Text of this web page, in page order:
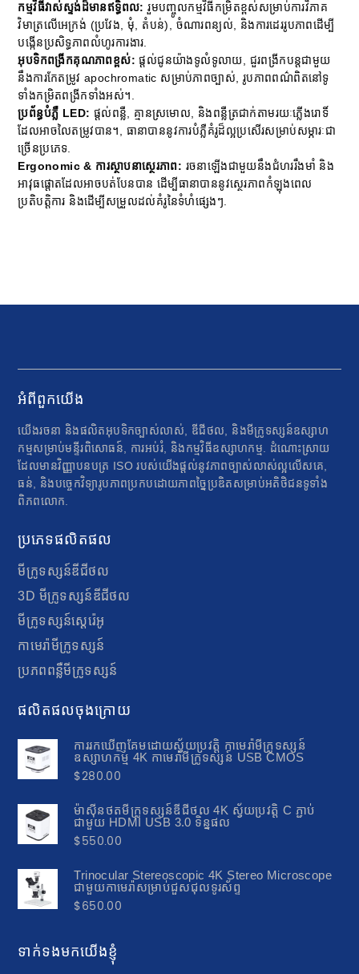
កម្មវិធីវាស់ស្ទង់ដ៏មានឥទ្ធិពល: រួមបញ្ចូលកម្មវិធីកម្រិតខ្ពស់សម្រាប់ការវិភាគ
វិមាត្រលើអេក្រង់ (ប្រវែង, មុំ, តំបន់), ចំណារពន្យល់, និងការដេររូបភាពដើម្បី
បង្កើនប្រសិទ្ធភាពលំហូរការងារ.
អុបទិកពង្រីកគុណភាពខ្ពស់: ផ្តល់ជូនយ៉ាងទូលំទូលាយ, ជួរពង្រីកបន្តជាមួយ
នឹងការកែតម្រូវ apochromatic សម្រាប់ភាពច្បាស់, រូបភាពពណ៌ពិតនៅទូ
ទាំងកម្រិតពង្រីកទាំងអស់។.
ប្រព័ន្ធបំភ្លឺ LED: ផ្តល់ពន្លឺ, គ្មានស្រមោល, និងពន្លឺត្រជាក់តាមរយៈភ្លើងរោទិ៍
ដែលអាចលៃតម្រូវបាន។, ធានាបាននូវការបំភ្លឺគំរូដ៏ល្អប្រសើរសម្រាប់សម្ភារៈជា
ច្រើនប្រភេទ.
Ergonomic & ការស្ថាបនាស្ថេរភាព: រចនាឡើងជាមួយនឹងជំហររឹងមាំ និង
អាវុធផ្តោតដែលអាចបត់បែនបាន ដើម្បីធានាបាននូវស្ថេរភាពកំឡុងពេល
ប្រតិបត្តិការ និងដើម្បីសម្រួលដល់គំរូនៃទំហំផ្សេងៗ.
អំពីពួកយើង
យើងរចនា និងផលិតអុបទិកច្បាស់លាស់, ឌីជីថល, និងមីក្រូទស្សន៍ឧស្សាហ
កម្មសម្រាប់មន្ទីរពិសោធន៍, ការអប់រំ, និងកម្មវិធីឧស្សាហកម្ម. ដំណោះស្រាយ
ដែលមានវិញ្ញាបនបត្រ ISO របស់យើងផ្តល់នូវភាពច្បាស់លាស់ល្អលើសគេ,
ធន់, និងបច្ចេកវិទ្យារូបភាពប្រកបដោយភាពច្នៃប្រឌិតសម្រាប់អតិថិជនទូទាំង
ពិភពលោក.
ប្រភេទផលិតផល
មីក្រូទស្សន៍ឌីជីថល
3D មីក្រូទស្សន៍ឌីជីថល
មីក្រូទស្សន៍ស្តេរ៉េអូ
កាមេរ៉ាមីក្រូទស្សន៍
ប្រភពពន្លឺមីក្រូទស្សន៍
ផលិតផលចុងក្រោយ
ការរកឃើញគែមដោយស្វ័យប្រវត្តិ កាមេរ៉ាមីក្រូទស្សន៍
ឧស្សាហកម្ម 4K កាមេរ៉ាមីក្រូទស្សន៍ USB CMOS
$280.00
ម៉ាស៊ីនថតមីក្រូទស្សន៍ឌីជីថល 4K ស្វ័យប្រវត្តិ C ភ្ជាប់
ជាមួយ HDMI USB 3.0 ទិន្នផល
$550.00
Trinocular Stereoscopic 4K Stereo Microscope
ជាមួយកាមេរ៉ាសម្រាប់ជួសជុលទូរស័ព្ទ
$650.00
ទាក់ទងមកយើងខ្ញុំ